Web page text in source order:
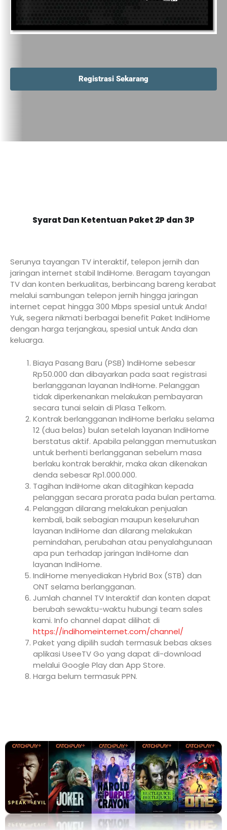
Registrasi Sekarang
Syarat Dan Ketentuan Paket 2P dan 3P
Serunya tayangan TV interaktif, telepon jernih dan
jaringan internet stabil IndiHome. Beragam tayangan
TV dan konten berkualitas, berbincang bareng kerabat
melalui sambungan telepon jernih hingga jaringan
internet cepat hingga 300 Mbps spesial untuk Anda!
Yuk, segera nikmati berbagai benefit Paket IndiHome
dengan harga terjangkau, spesial untuk Anda dan
keluarga.
Biaya Pasang Baru (PSB) IndiHome sebesar
Rp50.000 dan dibayarkan pada saat registrasi
berlangganan layanan IndiHome. Pelanggan
tidak diperkenankan melakukan pembayaran
secara tunai selain di Plasa Telkom.
Kontrak berlangganan IndiHome berlaku selama
12 (dua belas) bulan setelah layanan IndiHome
berstatus aktif. Apabila pelanggan memutuskan
untuk berhenti berlangganan sebelum masa
berlaku kontrak berakhir, maka akan dikenakan
denda sebesar Rp1.000.000.
Tagihan IndiHome akan ditagihkan kepada
pelanggan secara prorata pada bulan pertama.
Pelanggan dilarang melakukan penjualan
kembali, baik sebagian maupun keseluruhan
layanan IndiHome dan dilarang melakukan
pemindahan, perubahan atau penyalahgunaan
apa pun terhadap jaringan IndiHome dan
layanan IndiHome.
IndiHome menyediakan Hybrid Box (STB) dan
ONT selama berlangganan.
Jumlah channel TV Interaktif dan konten dapat
berubah sewaktu-waktu hubungi team sales
kami. Info channel dapat dilihat di
https://indihomeinternet.com/channel/
Paket yang dipilih sudah termasuk bebas akses
aplikasi UseeTV Go yang dapat di-download
melalui Google Play dan App Store.
Harga belum termasuk PPN.